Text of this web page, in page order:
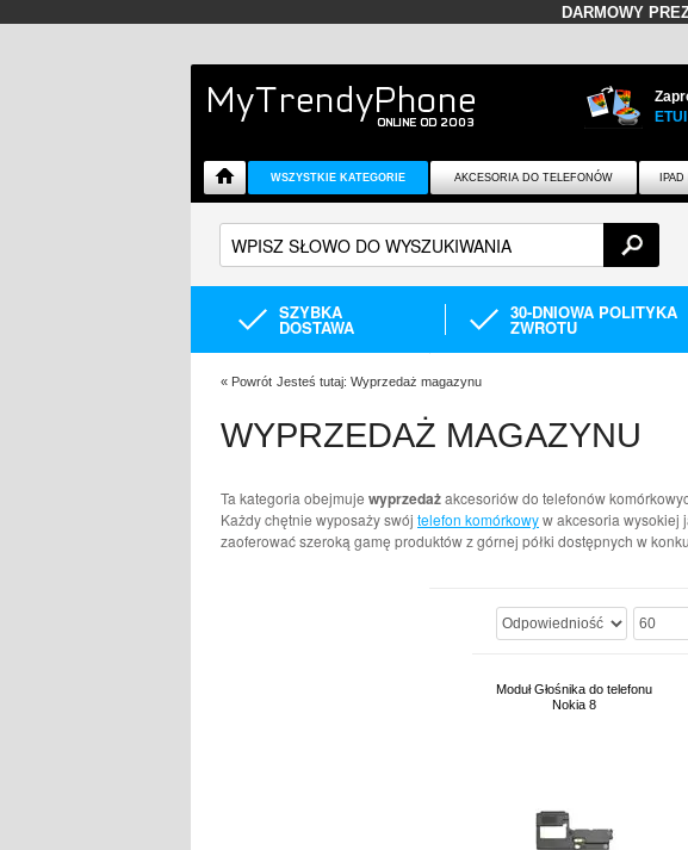
DARMOWY
WSZYSTKIE KATEGORIE AKCESORIA DO TELEFONÓW
SZYBKA
DOSTAWA
30-DNIOWA POLITYKA
ZWROTU
« Powrót Jesteś tutaj: Wyprzedaż magazynu
WYPRZEDAŻ MAGAZYNU
Ta kategoria obejmuje wyprzedażakcesoriów do telefonów
Każdy chętnie wyposaży swój telefon komórkowyw akcesoria wysokiej
zaoferować szeroką gamę produktów z górnej półki dostępnych w
Moduł Głośnika do telefonu
Nokia 8